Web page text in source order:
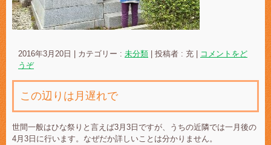
2016年3月20日 カテゴリー : 未分類 投稿者 : 充
コメントをど
うぞ
この辺りは月遅れで
世間一般はひな祭りと言えば3月3日ですが、うちの近隣では一月後の
4月3日に行います。なぜだか詳しいことは分かりません。